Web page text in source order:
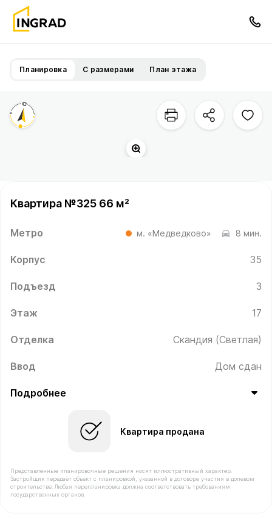
Планировка С размерами План этажа
Квартира №325 66 м²
Метро м. «Медведково» 8 мин.
Корпус 35
Подъезд 3
Этаж 17
Отделка Скандия (Светлая)
Ввод Дом сдан
Подробнее
Квартира продана
Представленные планировочные решения носят иллюстративный характер.
Застройщик передаёт объект с планировкой, указанной в договоре участия в долевом
строительстве. Любая перепланировка должна соответствовать требованиям
государственных органов.